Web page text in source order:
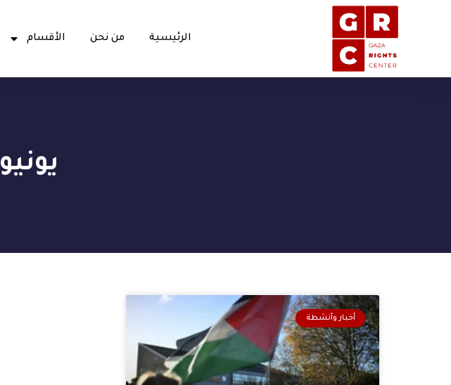
الرئيسية من نحن الأقسام
يونيو 13, 2026
أخبار وأنشطة